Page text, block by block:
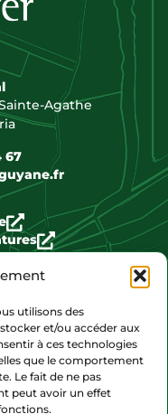
utilisons des
et/ou accéder aux
à ces technologies
que le comportement
Le fait de ne pas
peut avoir un effet
Agathe
67